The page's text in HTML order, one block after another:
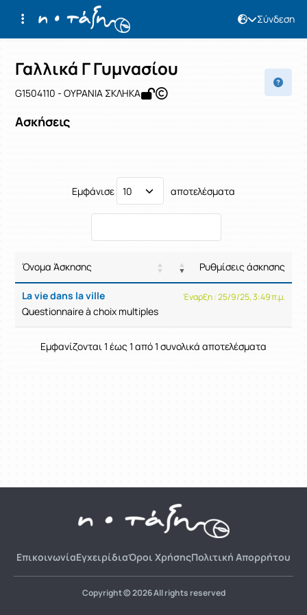
Σύνδεση
Αρχική Σελίδα
Μάθημα : Γαλλικά Γ Γυμνασίου
Κωδικός : G1504110
Γαλλικά Γ Γυμνασίου
G1504110 - ΟΥΡΑΝΙΑ ΣΚΛΗΚΑ
Ασκήσεις
Εμφάνισε αποτελέσματα
Όνομα Άσκησης
Ρυθμίσεις άσκησης
La vie dans la ville
Questionnaire à choix multiples
Έναρξη : 25/9/25, 3:49 π.μ.
Εμφανίζονται 1 έως 1 από 1 συνολικά αποτελέσματα
ΕπικοινωνίαΕγχειρίδιαΌροι ΧρήσηςΠολιτική Απορρήτου
Copyright © 2026 All rights reserved